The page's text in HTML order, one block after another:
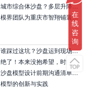
城市综合体沙盘？多层升降解析商业建筑、管线，甲方秒懂规划！
模界团队为重庆市智翔铺装技术工程有限公司设计桥面铺装全断面施工场景模型制作
谁踩过这坑？沙盘运到现场才发现电梯太窄，拆了拼细节全毁
绝了！本来没抱希望，时间紧预算有限，风格化模型居然这么出彩！
沙盘模型设计前期沟通清单，这样准备效率翻倍、效果超预期！
模型的创新与实践
在
线
咨
询